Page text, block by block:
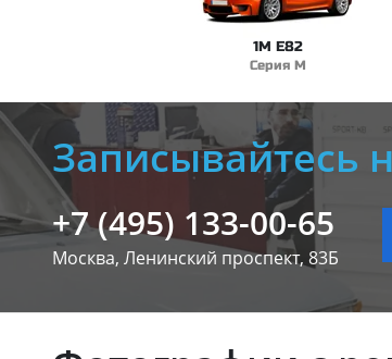
1M E82
Серия M
Записывайтесь
+7 (495) 133-00-65
Москва, Ленинский проспект, 83Б